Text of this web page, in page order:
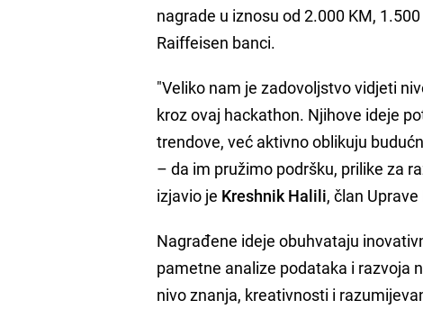
nagrade u iznosu od 2.000 KM,
Raiffeisen banci.
"Veliko nam je zadovoljstvo vidjeti
kroz ovaj hackathon. Njihove ideje
trendove, već aktivno oblikuju
– da im pružimo podršku, prilike za
izjavio je Kreshnik Halili, član
Nagrađene ideje obuhvataju
pametne analize podataka i razvoja
nivo znanja, kreativnosti i